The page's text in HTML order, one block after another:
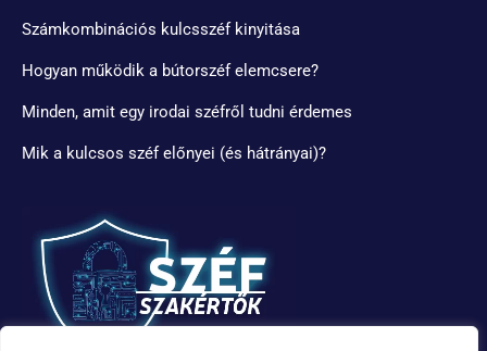
Számkombinációs kulcsszéf kinyitása
Hogyan működik a bútorszéf elemcsere?
Minden, amit egy irodai széfről tudni érdemes
Mik a kulcsos széf előnyei (és hátrányai)?